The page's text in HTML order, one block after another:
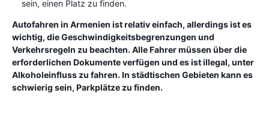
sein, einen Platz zu finden.
Autofahren in Armenien ist relativ einfach, allerdings ist es
wichtig, die Geschwindigkeitsbegrenzungen und
Verkehrsregeln zu beachten. Alle Fahrer müssen über die
erforderlichen Dokumente verfügen und es ist illegal, unter
Alkoholeinfluss zu fahren. In städtischen Gebieten kann es
schwierig sein, Parkplätze zu finden.